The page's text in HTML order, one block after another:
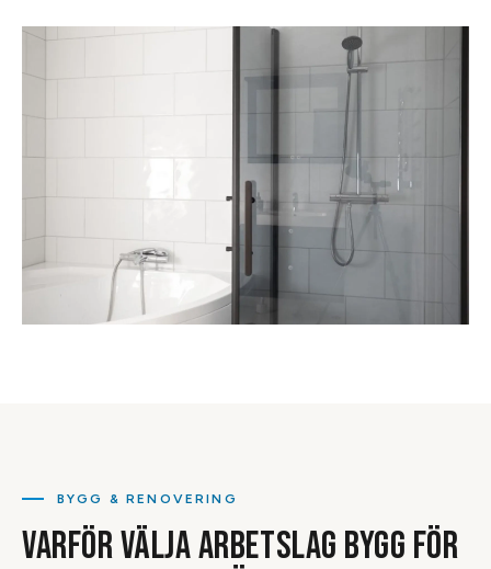
BYGG & RENOVERING
VARFÖR VÄLJA ARBETSLAG BYGG FÖR